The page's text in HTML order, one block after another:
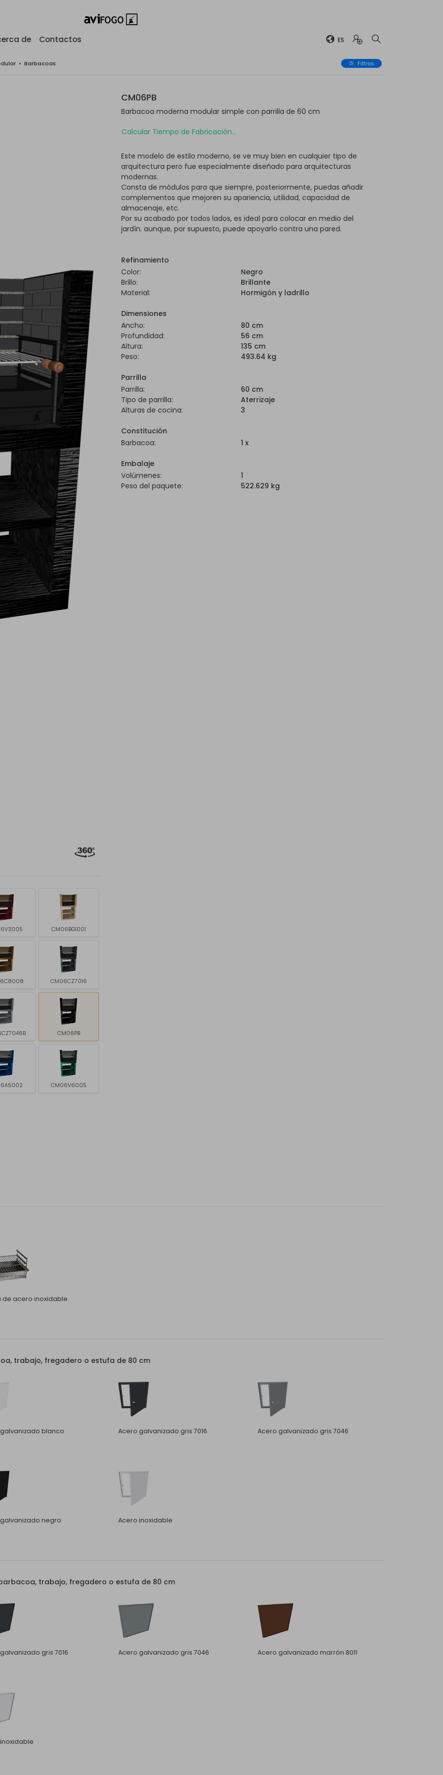
de Contactos ES
• Barbacoas Filtros
CM06BG1001
CM06CZ7016
CM06PB
CM06V6005
CM06PB
Barbacoa moderna modular simple con parrilla de 60 cm
Calcular Tiempo de Fabricación...
Este modelo de estilo moderno, se ve muy bien en cualquier tipo de
arquitectura pero fue especialmente diseñado para arquitecturas
modernas.
Consta de módulos para que siempre, posteriormente, puedas añadir
complementos que mejoren su apariencia, utilidad, capacidad de
almacenaje, etc.
Por su acabado por todos lados, es ideal para colocar en medio del
jardín. aunque, por supuesto, puede apoyarlo contra una pared.
Refinamiento
Color:
Negro
Brillo:
Brillante
Material:
Hormigón y ladrillo
Dimensiones
Ancho:
80 cm
Profundidad:
56 cm
Altura:
135 cm
Peso:
493.64 kg
Parrilla
Parrilla:
60 cm
Tipo de parrilla:
Aterrizaje
Alturas de cocina:
3
Constitución
Barbacoa:
1 x
Embalaje
Volúmenes:
1
Peso del paquete:
522.629 kg
de acero inoxidable
trabajo, fregadero o estufa de 80 cm
blanco Acero galvanizado gris 7016 Acero galvanizado gris 7046
negro Acero inoxidable
trabajo, fregadero o estufa de 80 cm
gris 7016 Acero galvanizado gris 7046 Acero galvanizado marrón 8011